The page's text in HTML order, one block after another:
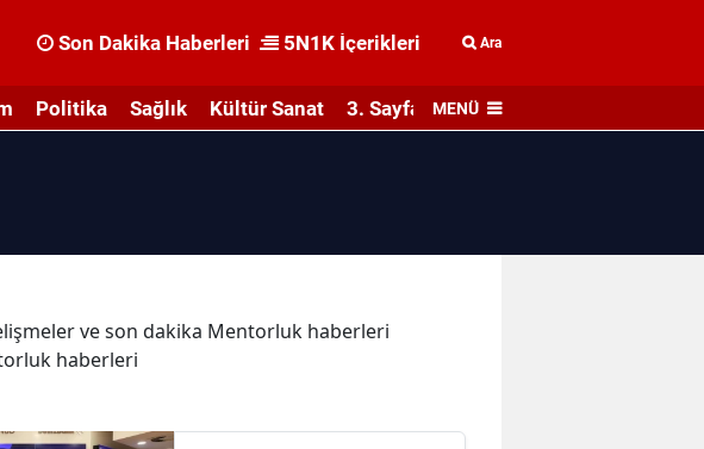
Son Dakika Haberleri 5N1K İçerikleri Ara
Politika Sağlık Kültür Sanat 3. Sayfa MENÜ
ve son dakika Mentorluk haberleri
haberleri